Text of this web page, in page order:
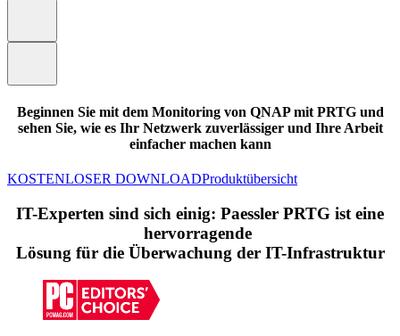
Beginnen Sie mit dem Monitoring von QNAP mit PRTG und
sehen Sie, wie es Ihr Netzwerk zuverlässiger und Ihre Arbeit
einfacher machen kann
KOSTENLOSER DOWNLOADProduktübersicht
IT-Experten sind sich einig: Paessler PRTG ist eine
hervorragende
Lösung für die Überwachung der IT-Infrastruktur